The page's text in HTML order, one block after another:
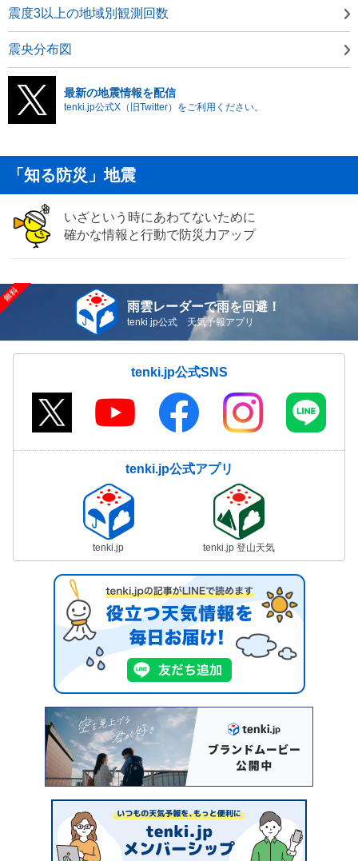
震度3以上の地域別観測回数
震央分布図
最新の地震情報を配信
tenki.jp公式X（旧Twitter）をご利用ください。
「知る防災」地震
いざという時にあわてないために
確かな情報と行動で防災力アップ
雨雲レーダーで雨を回避！
tenki.jp公式 天気予報アプリ
tenki.jp公式SNS
tenki.jp公式アプリ
tenki.jp tenki.jp 登山天気